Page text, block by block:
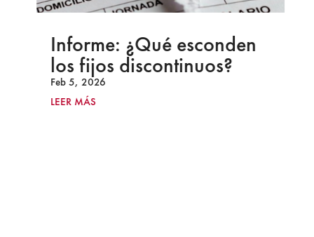
Informe: ¿Qué esconden
los fijos discontinuos?
Feb 5, 2026
LEER MÁS